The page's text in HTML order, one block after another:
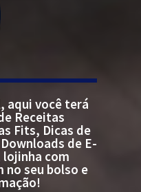
aqui você terá
Receitas
Fits, Dicas de
de E-
com
no seu bolso e